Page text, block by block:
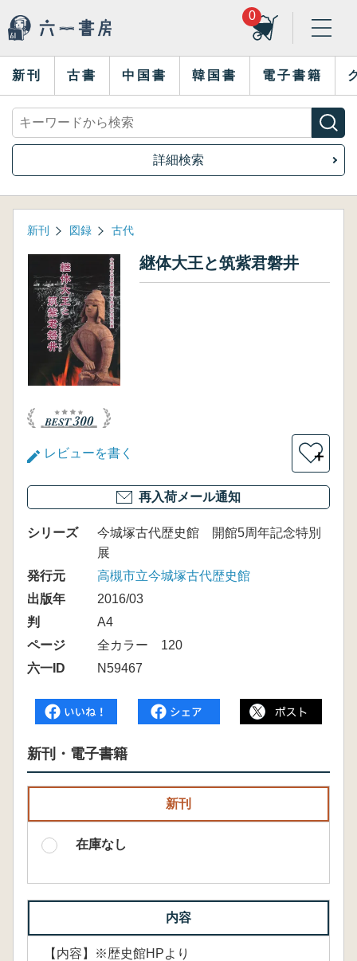
0
新刊 古書 中国書 韓国書 電子書籍
詳細検索
新刊 図録 古代
継体大王と筑紫君磐井
レビューを書く ＋
再入荷メール通知
シリーズ
今城塚古代歴史館 開館5周年記念特別
展
発行元
高槻市立今城塚古代歴史館
出版年
2016/03
判
A4
ページ
全カラー 120
六一ID
N59467
新刊・電子書籍
新刊
在庫なし
内容
【内容】※歴史館HPより